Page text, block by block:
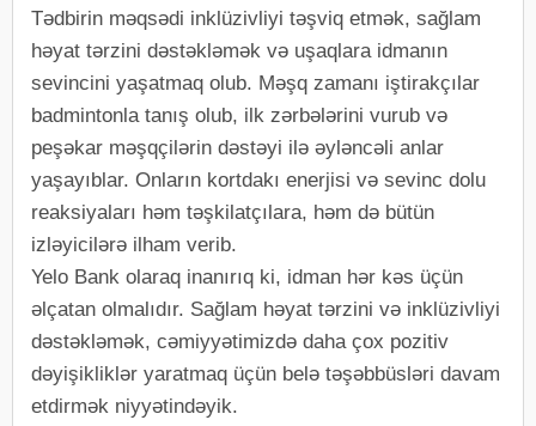
Tədbirin məqsədi inklüzivliyi təşviq etmək, sağlam
həyat tərzini dəstəkləmək və uşaqlara idmanın
sevincini yaşatmaq olub. Məşq zamanı iştirakçılar
badmintonla tanış olub, ilk zərbələrini vurub və
peşəkar məşqçilərin dəstəyi ilə əyləncəli anlar
yaşayıblar. Onların kortdakı enerjisi və sevinc dolu
reaksiyaları həm təşkilatçılara, həm də bütün
izləyicilərə ilham verib.
Yelo Bank olaraq inanırıq ki, idman hər kəs üçün
əlçatan olmalıdır. Sağlam həyat tərzini və inklüzivliyi
dəstəkləmək, cəmiyyətimizdə daha çox pozitiv
dəyişikliklər yaratmaq üçün belə təşəbbüsləri davam
etdirmək niyyətindəyik.